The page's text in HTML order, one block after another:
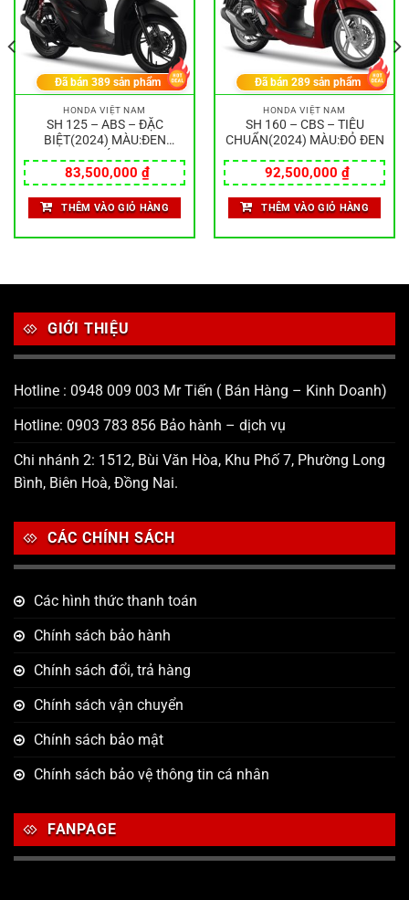
HONDA VIỆT NAM
SH 125 – ABS – ĐẶC
BIỆT(2024) MÀU:ĐEN
83,500,000 ₫
Đã bán389 sản phẩm
THÊM VÀO GIỎ HÀNG
HONDA VIỆT NAM
SH 160 – CBS – TIÊU
CHUẨN(2024) MÀU:ĐỎ ĐEN
92,500,000 ₫
Đã bán289 sản phẩm
THÊM VÀO GIỎ HÀNG
GIỚI THIỆU
Hotline : 0948 009 003 Mr Tiến ( Bán Hàng – Kinh Doanh)
Hotline: 0903 783 856 Bảo hành – dịch vụ
Chi nhánh 2: 1512, Bùi Văn Hòa, Khu Phố 7, Phường Long
Bình, Biên Hoà, Đồng Nai.
CÁC CHÍNH SÁCH
Các hình thức thanh toán
Chính sách bảo hành
Chính sách đổi, trả hàng
Chính sách vận chuyển
Chính sách bảo mật
Chính sách bảo vệ thông tin cá nhân
FANPAGE